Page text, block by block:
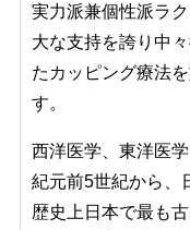
実力派兼個性派ラ
大な支持を誇り中
たカッピング療法
す。
西洋医学、東洋医
紀元前5世紀から、
歴史上日本で最も